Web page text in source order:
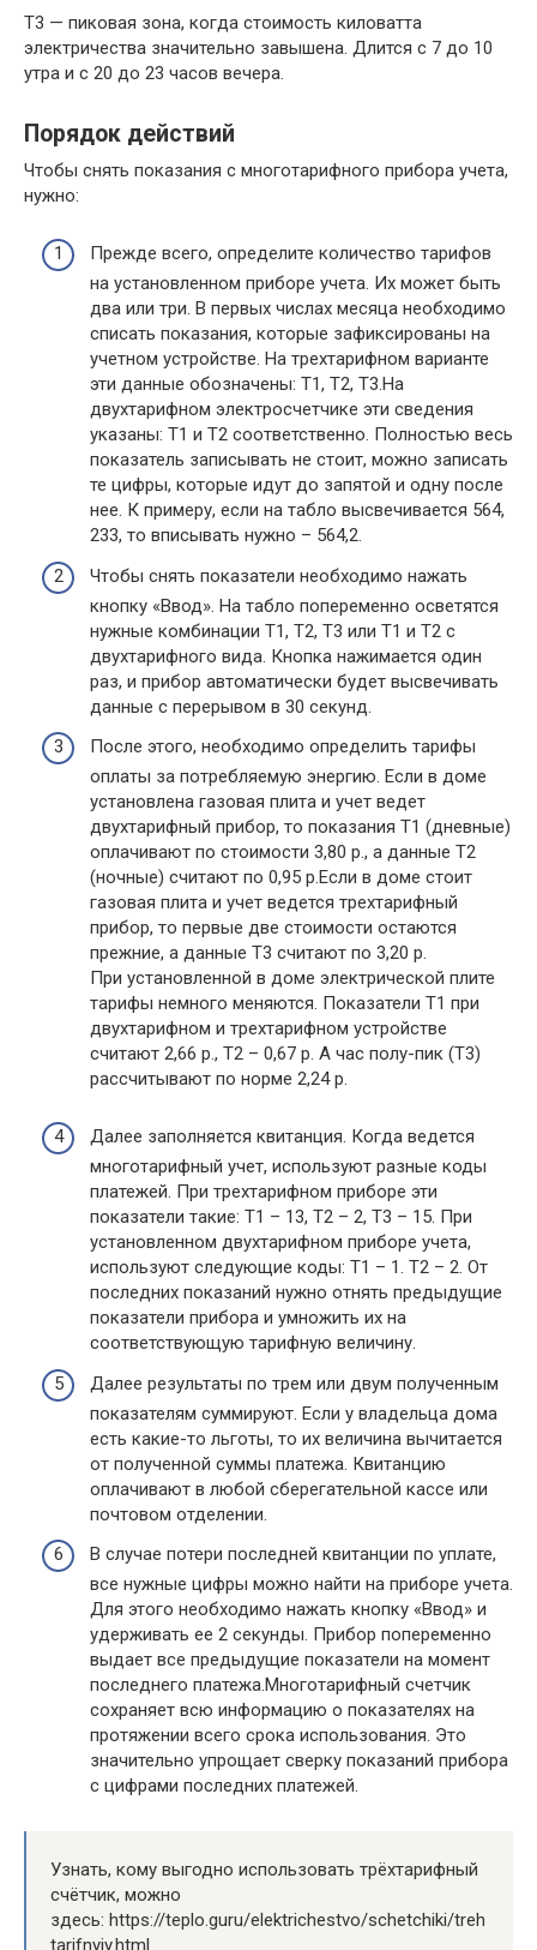
Т3 — пиковая зона, когда стоимость киловатта
электричества значительно завышена. Длится с 7 до 10
утра и с 20 до 23 часов вечера.
Порядок действий
Чтобы снять показания с многотарифного прибора учета,
нужно:
Прежде всего, определите количество тарифов
на установленном приборе учета. Их может быть
два или три. В первых числах месяца необходимо
списать показания, которые зафиксированы на
учетном устройстве. На трехтарифном варианте
эти данные обозначены: Т1, Т2, Т3.На
двухтарифном электросчетчике эти сведения
указаны: Т1 и Т2 соответственно. Полностью весь
показатель записывать не стоит, можно записать
те цифры, которые идут до запятой и одну после
нее. К примеру, если на табло высвечивается 564,
233, то вписывать нужно – 564,2.
Чтобы снять показатели необходимо нажать
кнопку «Ввод». На табло попеременно осветятся
нужные комбинации Т1, Т2, Т3 или Т1 и Т2 с
двухтарифного вида. Кнопка нажимается один
раз, и прибор автоматически будет высвечивать
данные с перерывом в 30 секунд.
После этого, необходимо определить тарифы
оплаты за потребляемую энергию. Если в доме
установлена газовая плита и учет ведет
двухтарифный прибор, то показания Т1 (дневные)
оплачивают по стоимости 3,80 р., а данные Т2
(ночные) считают по 0,95 р.Если в доме стоит
газовая плита и учет ведется трехтарифный
прибор, то первые две стоимости остаются
прежние, а данные Т3 считают по 3,20 р.
При установленной в доме электрической плите
тарифы немного меняются. Показатели Т1 при
двухтарифном и трехтарифном устройстве
считают 2,66 р., Т2 – 0,67 р. А час полу-пик (Т3)
рассчитывают по норме 2,24 р.
Далее заполняется квитанция. Когда ведется
многотарифный учет, используют разные коды
платежей. При трехтарифном приборе эти
показатели такие: Т1 – 13, Т2 – 2, Т3 – 15. При
установленном двухтарифном приборе учета,
используют следующие коды: Т1 – 1. Т2 – 2. От
последних показаний нужно отнять предыдущие
показатели прибора и умножить их на
соответствующую тарифную величину.
Далее результаты по трем или двум полученным
показателям суммируют. Если у владельца дома
есть какие-то льготы, то их величина вычитается
от полученной суммы платежа. Квитанцию
оплачивают в любой сберегательной кассе или
почтовом отделении.
В случае потери последней квитанции по уплате,
все нужные цифры можно найти на приборе учета.
Для этого необходимо нажать кнопку «Ввод» и
удерживать ее 2 секунды. Прибор попеременно
выдает все предыдущие показатели на момент
последнего платежа.Многотарифный счетчик
сохраняет всю информацию о показателях на
протяжении всего срока использования. Это
значительно упрощает сверку показаний прибора
с цифрами последних платежей.
Узнать, кому выгодно использовать трёхтарифный
счётчик, можно
здесь: https://teplo.guru/elektrichestvo/schetchiki/treh
tarifnyiy.html